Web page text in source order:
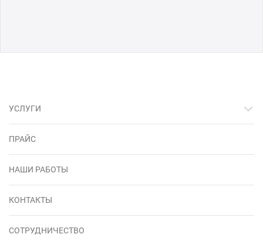
УСЛУГИ
ПРАЙС
НАШИ РАБОТЫ
КОНТАКТЫ
СОТРУДНИЧЕСТВО